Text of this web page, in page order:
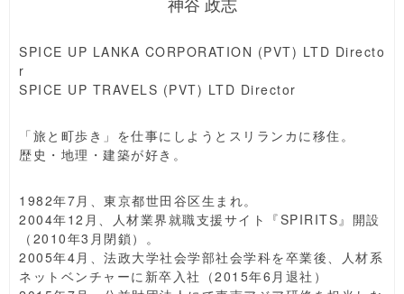
SPICE UP LANKA CORPORATION (PVT) LTD Directo
r
SPICE UP TRAVELS (PVT) LTD Director
「旅と町歩き」を仕事にしようとスリランカに移住。
歴史・地理・建築が好き。
1982年7月、東京都世田谷区生まれ。
2004年12月、人材業界就職支援サイト『SPIRITS』開設
（2010年3月閉鎖）。
2005年4月、法政大学社会学部社会学科を卒業後、人材系
ネットベンチャーに新卒入社（2015年6月退社）